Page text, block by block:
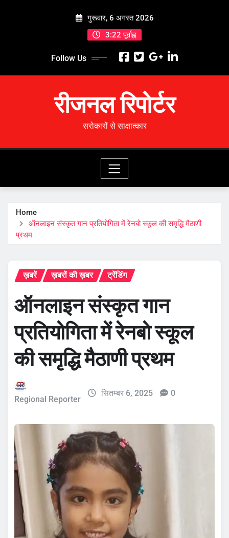
गुरूवार, 6 अगस्त 2026
3:22 पूर्वाह्न
Follow Us
रीजनल रिपोर्टर
सरोकारों से साक्षात्कार
Home
ऑनलाइन संस्कृत गान प्रतियोगिता में रेनबो स्कूल की समृद्धि मैठाणी
प्रथम
ख़बरें ख़बरों की ख़बर ट्रेंडिंग
ऑनलाइन संस्कृत गान
प्रतियोगिता में रेनबो स्कूल
की समृद्धि मैठाणी प्रथम
Regional Reporter
सितम्बर 6, 2025 0